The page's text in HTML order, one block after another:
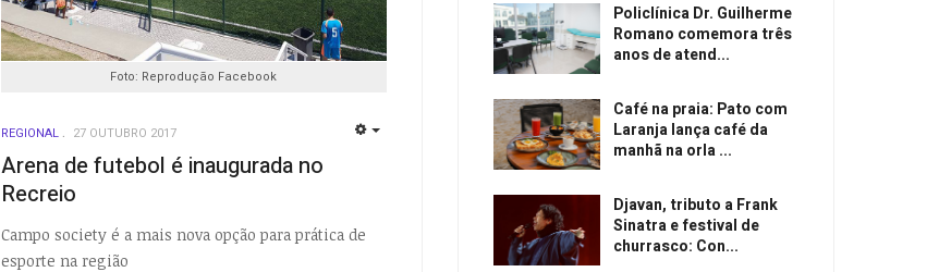
Foto: Reprodução Facebook
REGIONAL 27 OUTUBRO 2017
Arena de futebol é inaugurada no
Recreio
Campo society é a mais nova opção para prática de
esporte na região
Policlínica Dr. Guilherme
Romano comemora três
anos de atend...
Café na praia: Pato com
Laranja lança café da
manhã na orla ...
Djavan, tributo a Frank
Sinatra e festival de
churrasco: Con...